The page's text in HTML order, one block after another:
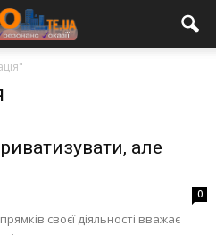
але
0
своєї діяльності вважає